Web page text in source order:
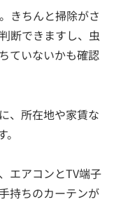
きちんと掃除がさ
断できますし、虫
ていないかも確認
、所在地や家賃な
エアコンとTV端子
持ちのカーテンが